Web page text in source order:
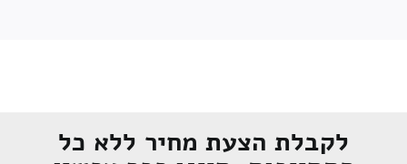
לקבלת הצעת מחיר ללא כל